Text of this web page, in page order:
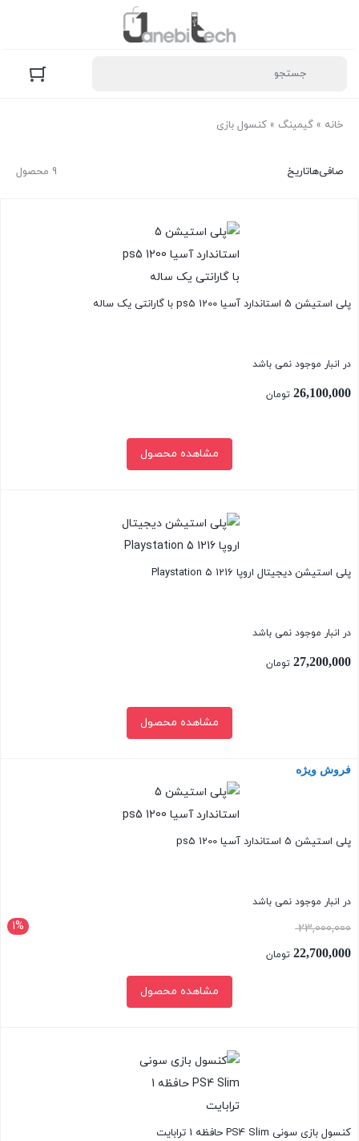
خانه » گیمینگ » کنسول بازی
9 محصول صافی‌هاتاریخ
پلی استیشن 5 استاندارد آسیا ps5 1200 با گارانتی یک ساله
در انبار موجود نمی باشد
26,100,000 تومان
مشاهده محصول
پلی استیشن دیجیتال اروپا Playstation 5 1216
در انبار موجود نمی باشد
27,200,000 تومان
مشاهده محصول
بستن
فروش ویژه
پلی استیشن 5 استاندارد آسیا ps5 1200
در انبار موجود نمی باشد
1% 23,000,000قیمت
اصلی:
23,000,000 تومان
22,700,000 تومان
مشاهده محصول
کنسول بازی سونی PS4 Slim حافظه 1 ترابایت